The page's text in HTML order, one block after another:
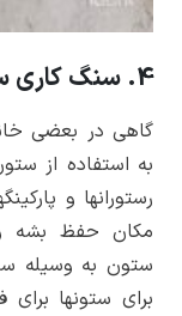
4. سنگ کاری ستون
گاهی در بعضی­
به استفاده از
رستوران­ها و
مکان حفظ بشه
ستون به
برای ستون­ها